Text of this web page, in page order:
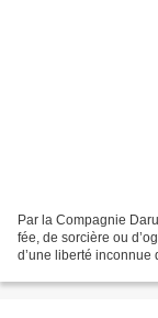
Par la Compagnie
fée, de sorcière ou
d’une liberté inconnue